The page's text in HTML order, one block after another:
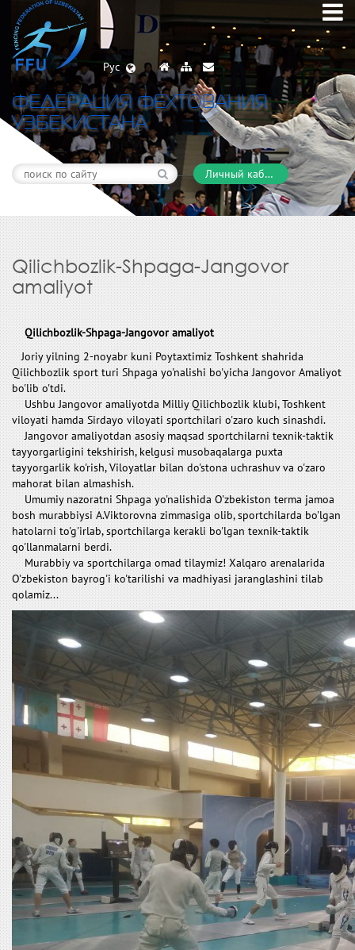
Рус
ФЕДЕРАЦИЯ ФЕХТОВАНИЯ
УЗБЕКИСТАНА
Личный кабинет
Qilichbozlik-Shpaga-Jangovor
amaliyot
Qilichbozlik-Shpaga-Jangovor amaliyot
Joriy yilning 2-noyabr kuni Poytaxtimiz Toshkent shahrida
Qilichbozlik sport turi Shpaga yo'nalishi bo'yicha Jangovor Amaliyot
bo'lib o'tdi.
Ushbu Jangovor amaliyotda Milliy Qilichbozlik klubi, Toshkent
viloyati hamda Sirdayo viloyati sportchilari o'zaro kuch sinashdi.
Jangovor amaliyotdan asosiy maqsad sportchilarni texnik-taktik
tayyorgarligini tekshirish, kelgusi musobaqalarga puxta
tayyorgarlik ko'rish, Viloyatlar bilan do'stona uchrashuv va o'zaro
mahorat bilan almashish.
Umumiy nazoratni Shpaga yo'nalishida O'zbekiston terma jamoa
bosh murabbiysi A.Viktorovna zimmasiga olib, sportchilarda bo'lgan
hatolarni to'g'irlab, sportchilarga kerakli bo'lgan texnik-taktik
qo'llanmalarni berdi.
Murabbiy va sportchilarga omad tilaymiz! Xalqaro arenalarida
O'zbekiston bayrog'i ko'tarilishi va madhiyasi jaranglashini tilab
qolamiz...